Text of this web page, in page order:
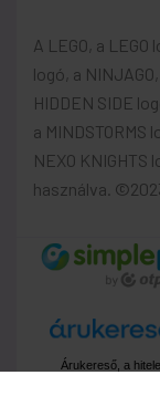
A LEGO, a
logó, a
HIDDEN SIDE
a MINDSTORMS
NEXO KNIGHTS
használva.
Árukereső, a